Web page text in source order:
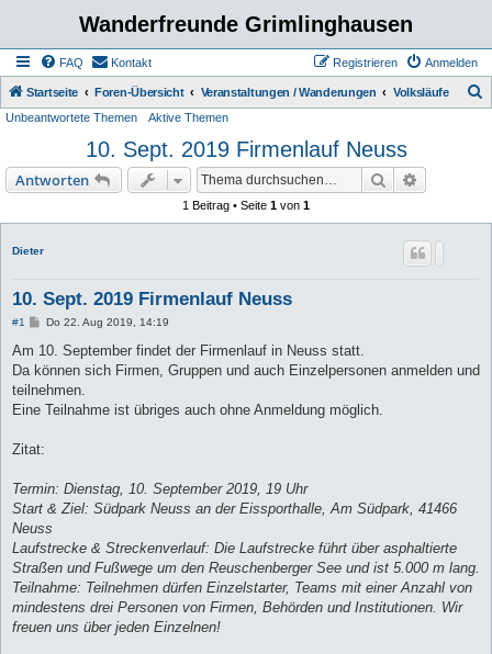
Wanderfreunde Grimlinghausen
FAQ Kontakt Anmelden
Registrieren
Startseite Foren-Übersicht Veranstaltungen / Wanderungen Volksläufe
Unbeantwortete Themen Aktive Themen
10. Sept. 2019 Firmenlauf Neuss
Antworten Suche
1 Beitrag • Seite 1 von 1
Dieter
10. Sept. 2019 Firmenlauf Neuss
#1
B
i
r
a
Do 22. Aug 2019, 14:19
Am 10. September findet der Firmenlauf in Neuss statt.
Da können sich Firmen, Gruppen und auch Einzelpersonen anmelden und
teilnehmen.
Eine Teilnahme ist übriges auch ohne Anmeldung möglich.
Zitat:
Termin: Dienstag, 10. September 2019, 19 Uhr
Start & Ziel: Südpark Neuss an der Eissporthalle, Am Südpark, 41466
Neuss
Laufstrecke & Streckenverlauf: Die Laufstrecke führt über asphaltierte
Straßen und Fußwege um den Reuschenberger See und ist 5.000 m lang.
Teilnahme: Teilnehmen dürfen Einzelstarter, Teams mit einer Anzahl von
mindestens drei Personen von Firmen, Behörden und Institutionen. Wir
freuen uns über jeden Einzelnen!